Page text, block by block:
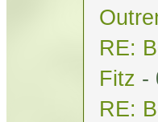
RE:
Fitz -
RE: